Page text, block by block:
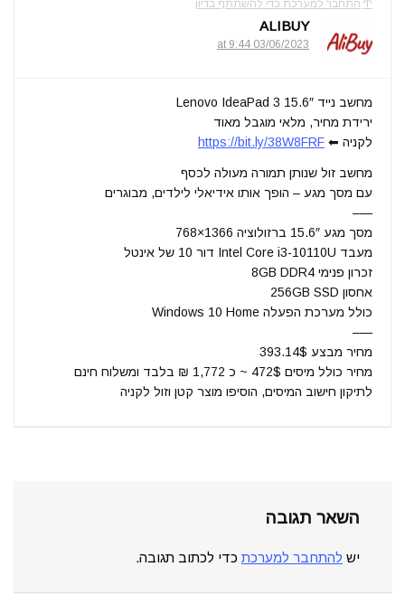
התחבר למערכת כדי להשתתף בדיון
ALIBUY
03/06/2023 at 9:44
מחשב נייד 15.6″ Lenovo IdeaPad 3
ירידת מחיר, מלאי מוגבל מאוד
לקניה ⬅ https://bit.ly/38W8FRF
מחשב זול שנותן תמורה מעולה לכסף
עם מסך מגע – הופך אותו אידיאלי לילדים, מבוגרים
—–
מסך מגע 15.6″ ברזולוציה 1366×768
מעבד Intel Core i3-10110U דור 10 של אינטל
זכרון פנימי 8GB DDR4
אחסון 256GB SSD
כולל מערכת הפעלה Windows 10 Home
—–
מחיר מבצע 393.14$
מחיר כולל מיסים 472$ ~ כ 1,772 ₪ בלבד ומשלוח חינם
לתיקון חישוב המיסים, הוסיפו מוצר קטן וזול לקניה
השאר תגובה
יש להתחבר למערכת כדי לכתוב תגובה.